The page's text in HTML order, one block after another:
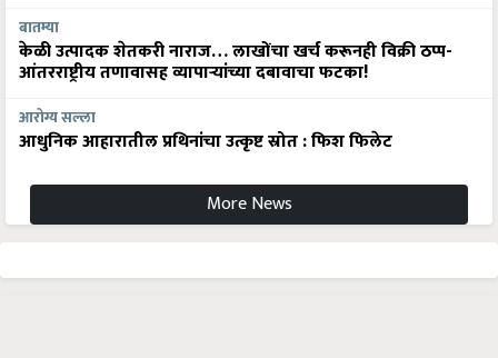
बातम्या
केळी उत्पादक शेतकरी नाराज… लाखोंचा खर्च करूनही विक्री ठप्प-
आंतरराष्ट्रीय तणावासह व्यापाऱ्यांच्या दबावाचा फटका!
आरोग्य सल्ला
आधुनिक आहारातील प्रथिनांचा उत्कृष्ट स्रोत : फिश फिलेट
More News